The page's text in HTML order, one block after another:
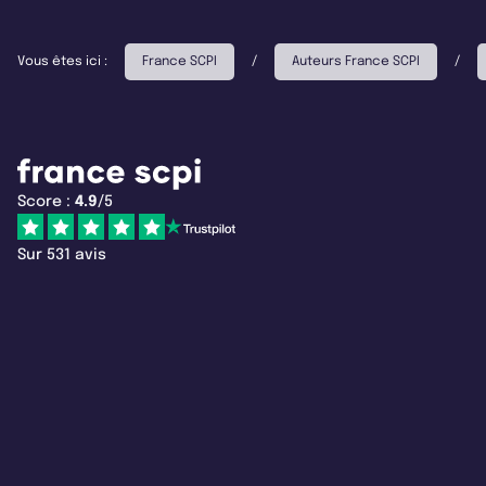
Vous êtes ici : France SCPI / Auteurs France SCPI /
Score : 4.9/5
Sur 531 avis